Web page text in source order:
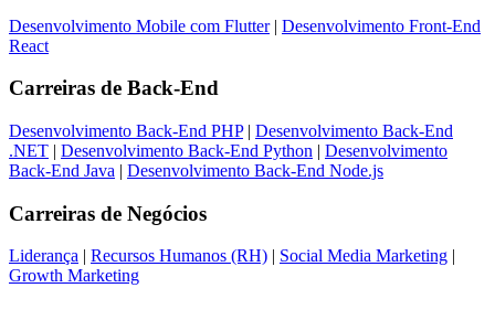
Desenvolvimento Mobile com Flutter| Desenvolvimento Front-End
React
Carreiras de Back-End
Desenvolvimento Back-End PHP| Desenvolvimento Back-End
.NET | Desenvolvimento Back-End Python | Desenvolvimento
Back-End Java | Desenvolvimento Back-End Node.js
Carreiras de Negócios
Liderança | Recursos Humanos (RH) | Social Media Marketing |
Growth Marketing